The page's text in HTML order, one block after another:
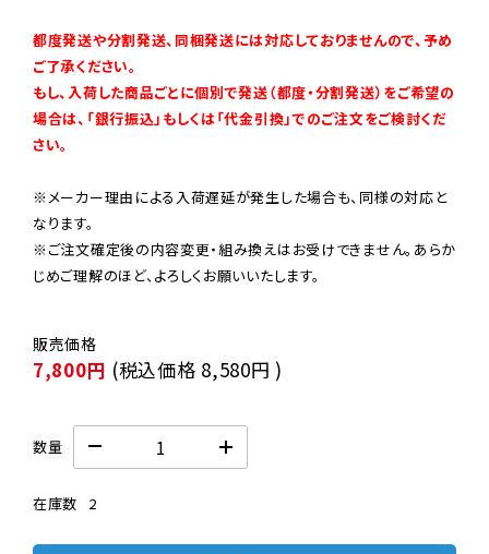
都度発送や分割発送、同梱発送には対応しておりませんので、予め
ご了承ください。
もし、入荷した商品ごとに個別で発送（都度・分割発送）をご希望の
場合は、「銀行振込」もしくは「代金引換」でのご注文をご検討くだ
さい。
※メーカー理由による入荷遅延が発生した場合も、同様の対応と
なります。
※ご注文確定後の内容変更・組み換えはお受けできません。あらか
じめご理解のほど、よろしくお願いいたします。
7,800円 (税込価格 8,580円 )
数量
在庫数 2